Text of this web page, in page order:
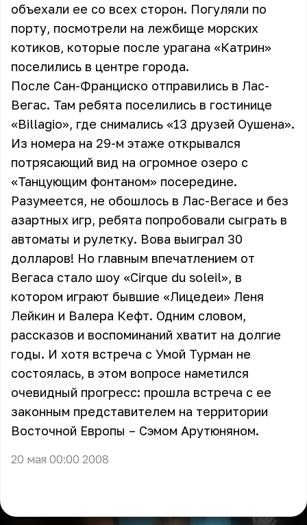
объехали ее со всех сторон. Погуляли по
порту, посмотрели на лежбище морских
котиков, которые после урагана «Катрин»
поселились в центре города.
После Сан-Франциско отправились в Лас-
Вегас. Там ребята поселились в гостинице
«Billagio», где снимались «13 друзей Оушена».
Из номера на 29-м этаже открывался
потрясающий вид на огромное озеро с
«Танцующим фонтаном» посередине.
Разумеется, не обошлось в Лас-Вегасе и без
азартных игр, ребята попробовали сыграть в
автоматы и рулетку. Вова выиграл 30
долларов! Но главным впечатлением от
Вегаса стало шоу «Cirque du soleil», в
котором играют бывшие «Лицедеи» Леня
Лейкин и Валера Кефт. Одним словом,
рассказов и воспоминаний хватит на долгие
годы. И хотя встреча с Умой Турман не
состоялась, в этом вопросе наметился
очевидный прогресс: прошла встреча с ее
законным представителем на территории
Восточной Европы – Сэмом Арутюняном.
20 мая 00:00 2008